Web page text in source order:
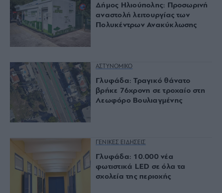
Δήμος Ηλιούπολης: Προσωρινή
αναστολή λειτουργίας των
Πολυκέντρων Ανακύκλωσης
ΑΣΤΥΝΟΜΙΚΟ
Γλυφάδα: Τραγικό θάνατο
βρήκε 76χρονη σε τροχαίο στη
Λεωφόρο Βουλιαγμένης
ΓΕΝΙΚΕΣ ΕΙΔΗΣΕΙΣ
Γλυφάδα: 10.000 νέα
φωτιστικά LED σε όλα τα
σχολεία της περιοχής